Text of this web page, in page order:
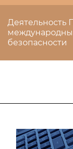
Деятельность
безопасности